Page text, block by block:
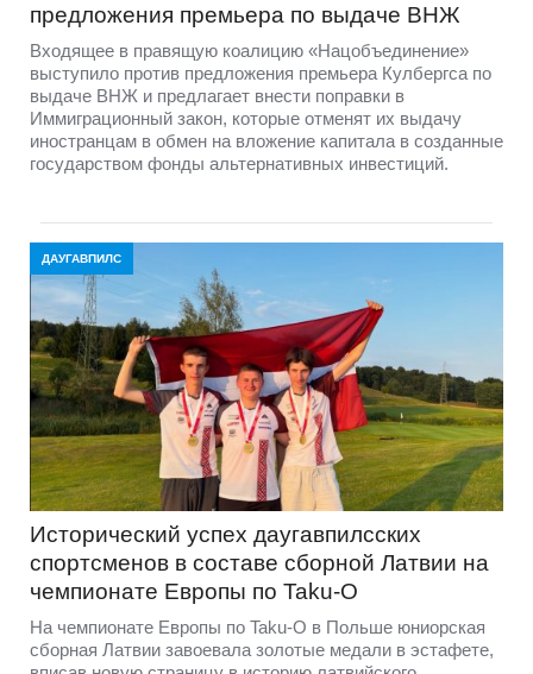
предложения премьера по выдаче ВНЖ
Входящее в правящую коалицию «Нацобъединение»
выступило против предложения премьера Кулбергса по
выдаче ВНЖ и предлагает внести поправки в
Иммиграционный закон, которые отменят их выдачу
иностранцам в обмен на вложение капитала в созданные
государством фонды альтернативных инвестиций.
ДАУГАВПИЛС
Исторический успех даугавпилсских
спортсменов в составе сборной Латвии на
чемпионате Европы по Taku-O
На чемпионате Европы по Taku-O в Польше юниорская
сборная Латвии завоевала золотые медали в эстафете,